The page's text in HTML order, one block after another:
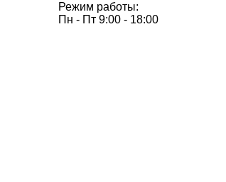
Режим работы:
Пн - Пт 9:00 - 18:00